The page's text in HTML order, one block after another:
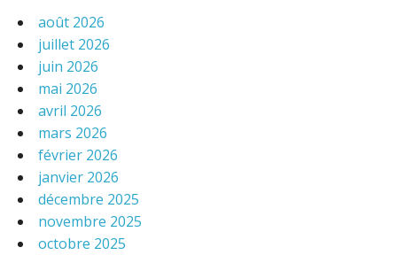
août 2026
juillet 2026
juin 2026
mai 2026
avril 2026
mars 2026
février 2026
janvier 2026
décembre 2025
novembre 2025
octobre 2025